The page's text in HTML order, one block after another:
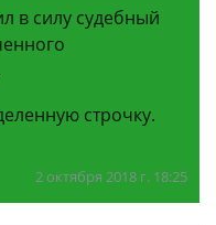
в силу судебный
строчку.
2 октября 2018 г. 18:25